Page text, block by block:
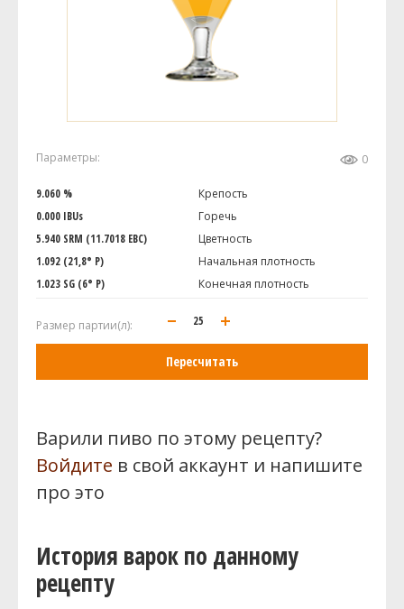
Параметры: 0
9.060 %
Крепость
0.000 IBUs
Горечь
5.940 SRM (11.7018 EBC)
Цветность
1.092 (21,8° P)
Начальная плотность
1.023 SG (6° P)
Конечная плотность
Размер партии(л):
Пересчитать
Варили пиво по этому рецепту?
Войдите в свой аккаунт и напишите
про это
История варок по данному
рецепту